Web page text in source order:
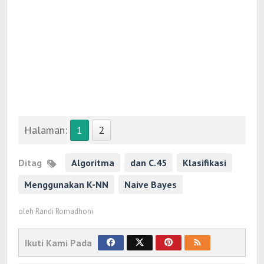
Halaman: 1 2
Ditag Algoritma dan C.45
Klasifikasi
Menggunakan K-NN
Naive Bayes
oleh Randi Romadhoni
Ikuti Kami Pada